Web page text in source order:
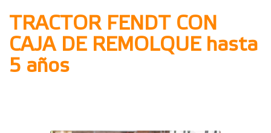
TRACTOR FENDT CON
CAJA DE REMOLQUE hasta
5 años